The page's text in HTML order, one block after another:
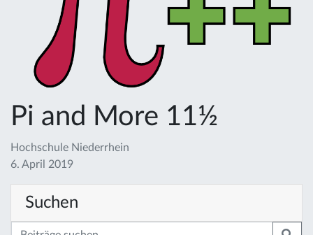
Pi and More 11½
Hochschule Niederrhein
6. April 2019
Suchen